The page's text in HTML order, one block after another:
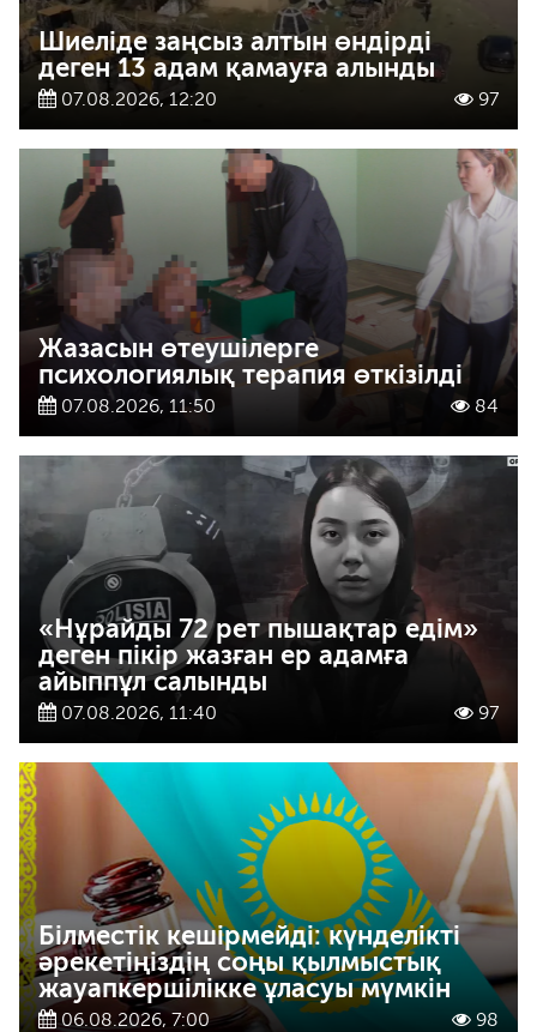
Шиеліде заңсыз алтын өндірді
деген 13 адам қамауға алынды
07.08.2026, 12:20 97
Жазасын өтеушілерге
психологиялық терапия өткізілді
07.08.2026, 11:50 84
«Нұрайды 72 рет пышақтар едім»
деген пікір жазған ер адамға
айыппұл салынды
07.08.2026, 11:40 97
Білместік кешірмейді: күнделікті
әрекетіңіздің соңы қылмыстық
жауапкершілікке ұласуы мүмкін
06.08.2026, 7:00 98